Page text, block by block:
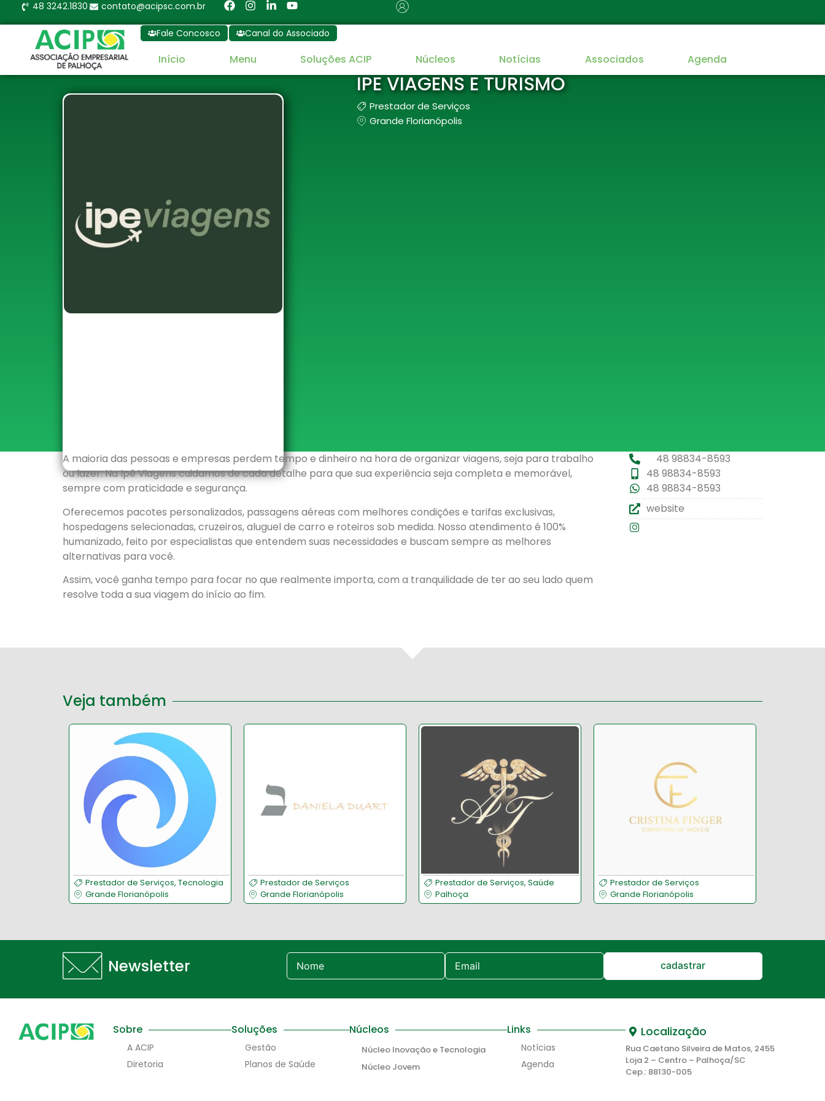
48 3242.1830 contato@acipsc.com.br
Fale Concosco Canal do Associado
Início Menu Soluções ACIP Núcleos Notícias Associados Agenda
IPE VIAGENS E TURISMO
Prestador de Serviços
Grande Florianópolis
A maioria das pessoas e empresas perdem tempo e dinheiro na hora de organizar viagens, seja para trabalho
ou lazer. Na Ipê Viagens cuidamos de cada detalhe para que sua experiência seja completa e memorável,
sempre com praticidade e segurança.
Oferecemos pacotes personalizados, passagens aéreas com melhores condições e tarifas exclusivas,
hospedagens selecionadas, cruzeiros, aluguel de carro e roteiros sob medida. Nosso atendimento é 100%
humanizado, feito por especialistas que entendem suas necessidades e buscam sempre as melhores
alternativas para você.
Assim, você ganha tempo para focar no que realmente importa, com a tranquilidade de ter ao seu lado quem
resolve toda a sua viagem do início ao fim.
48 98834-8593
48 98834-8593
48 98834-8593
website
Veja também
Prestador de Serviços, Tecnologia
Grande Florianópolis
Prestador de Serviços
Grande Florianópolis
Prestador de Serviços, Saúde
Palhoça
Prestador de Serviços
Grande Florianópolis
Newsletter cadastrar
Sobre
A ACIP
Diretoria
Soluções
Gestão
Planos de Saúde
Núcleos
Núcleo Inovação e Tecnologia
Núcleo Jovem
Links
Notícias
Agenda
Localização
Rua Caetano Silveira de Matos, 2455
Loja 2 – Centro – Palhoça/SC
Cep.: 88130-005